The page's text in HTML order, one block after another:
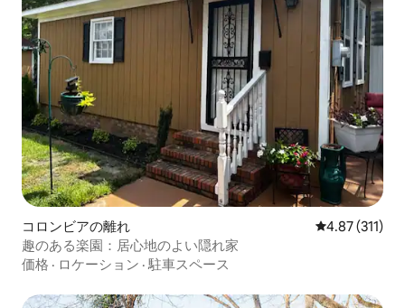
コロンビアの離れ レビュー311
4.87 (311)
趣のある楽園：居心地のよい隠れ家
価格 · ロケーション · 駐車スペース